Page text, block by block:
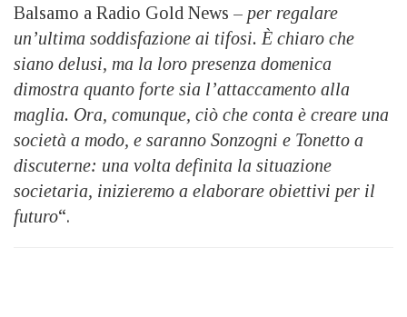
Balsamo a Radio Gold News – per regalare
un’ultima soddisfazione ai tifosi. È chiaro che
siano delusi, ma la loro presenza domenica
dimostra quanto forte sia l’attaccamento alla
maglia. Ora, comunque, ciò che conta è creare una
società a modo, e saranno Sonzogni e Tonetto a
discuterne: una volta definita la situazione
societaria, inizieremo a elaborare obiettivi per il
futuro“.